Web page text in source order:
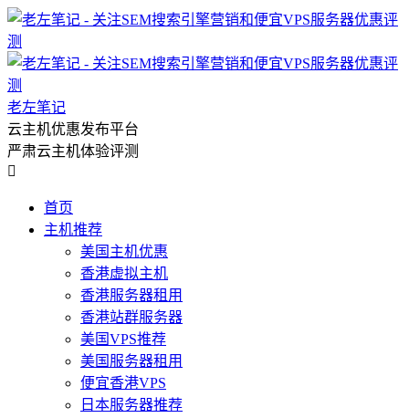
老左笔记
云主机优惠发布平台
严肃云主机体验评测

首页
主机推荐
美国主机优惠
香港虚拟主机
香港服务器租用
香港站群服务器
美国VPS推荐
美国服务器租用
便宜香港VPS
日本服务器推荐